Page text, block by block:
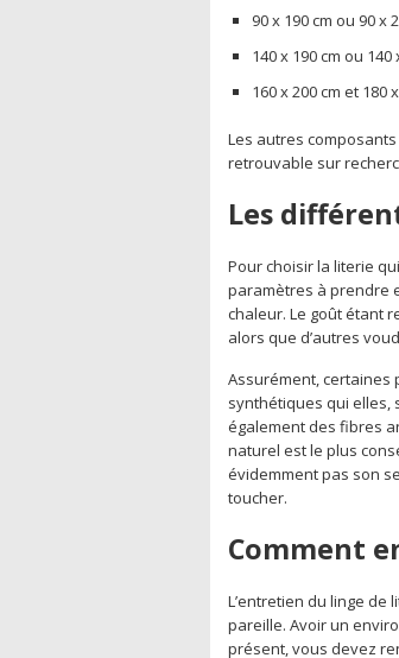
90 x 190 cm ou 90
140 x 190 cm ou
160 x 200 cm et
Les autres
retrouvable sur
Les
Pour choisir la literie
paramètres à prendre
chaleur. Le goût étant
alors que d’autres
Assurément, certaines
synthétiques qui elles,
également des fibres
naturel est le plus
évidemment pas son
toucher.
Comment
L’entretien du linge
pareille. Avoir un
présent, vous devez